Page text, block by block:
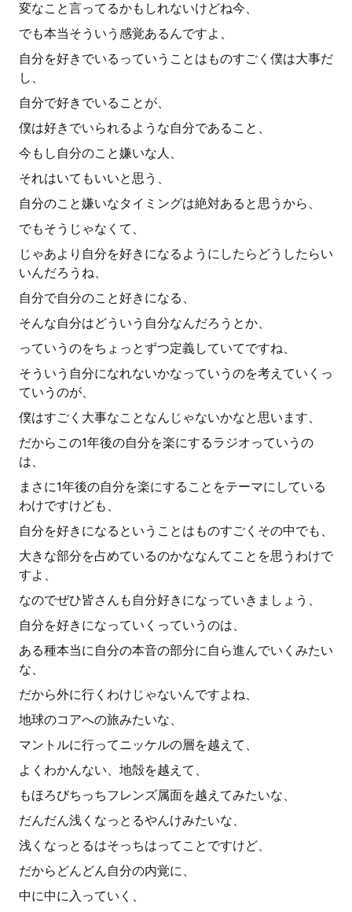
変なこと言ってるかもしれないけどね今、
でも本当そういう感覚あるんですよ、
自分を好きでいるっていうことはものすごく僕は大事だ
し、
自分で好きでいることが、
僕は好きでいられるような自分であること、
今もし自分のこと嫌いな人、
それはいてもいいと思う、
自分のこと嫌いなタイミングは絶対あると思うから、
でもそうじゃなくて、
じゃあより自分を好きになるようにしたらどうしたらい
いんだろうね、
自分で自分のこと好きになる、
そんな自分はどういう自分なんだろうとか、
っていうのをちょっとずつ定義していてですね、
そういう自分になれないかなっていうのを考えていくっ
ていうのが、
僕はすごく大事なことなんじゃないかなと思います、
だからこの1年後の自分を楽にするラジオっていうの
は、
まさに1年後の自分を楽にすることをテーマにしている
わけですけども、
自分を好きになるということはものすごくその中でも、
大きな部分を占めているのかななんてことを思うわけで
すよ、
なのでぜひ皆さんも自分好きになっていきましょう、
自分を好きになっていくっていうのは、
ある種本当に自分の本音の部分に自ら進んでいくみたい
な、
だから外に行くわけじゃないんですよね、
地球のコアへの旅みたいな、
マントルに行ってニッケルの層を越えて、
よくわかんない、地殻を越えて、
もほろびちっちフレンズ属面を越えてみたいな、
だんだん浅くなっとるやんけみたいな、
浅くなっとるはそっちはってことですけど、
だからどんどん自分の内覚に、
中に中に入っていく、